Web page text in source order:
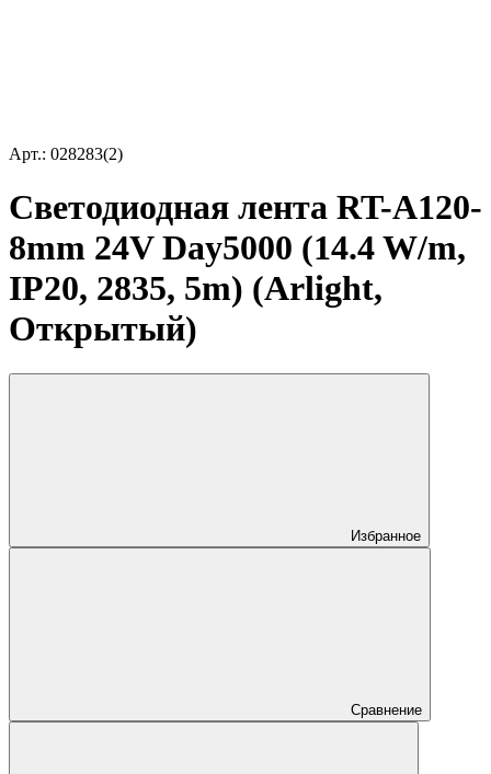
Арт.: 028283(2)
Светодиодная лента RT-A120-
8mm 24V Day5000 (14.4 W/m,
IP20, 2835, 5m) (Arlight,
Открытый)
Избранное
Сравнение